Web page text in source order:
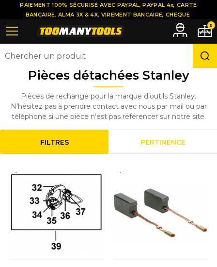
Pièces détachées Stanley
Pièces de rechange pour la marque d’outils Stanley.
N’hésitez pas à prendre contact avec nous par mail ou par
téléphone si une pièce n'est pas référencer sur notre site.
FILTRES PERTINENCE
.. ..
PAIEMENT 100% SÉCURISÉ AVEC PAYPAL, PAYPAL 4x, CARTE
BANCAIRE, ALMA 3X & 4X, VIREMENT BANCAIRE, CHEQUE
0